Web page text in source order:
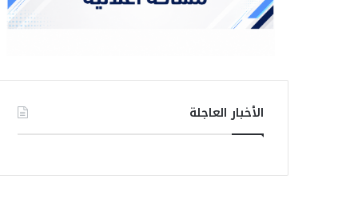
الأخبار العاجلة